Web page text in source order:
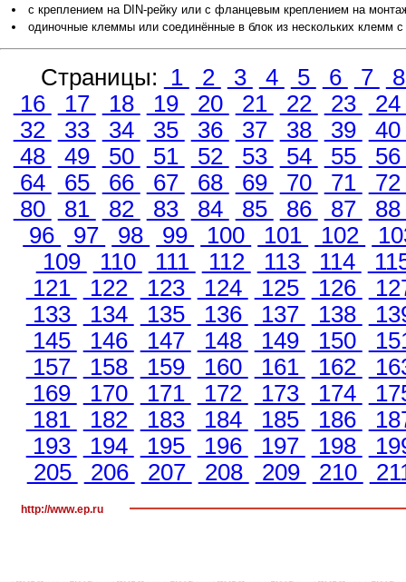
с креплением на DIN-рейку или с фланцевым креплением на
одиночные клеммы или соединённые в блок из нескольких клемм
Страницы: 1 2 3 4 5 6 7
16
17 18 19 20 21 22 23
24
32
33 34 35 36 37 38 39
40
48
49 50 51 52 53 54 55
56
64
65 66 67 68 69 70 71
72
80
81 82 83 84 85 86 87
88
96
97 98 99 100 101 102
109
110 111 112 113 114
121
122 123 124 125 126
133
134 135 136 137 138
145
146 147 148 149 150
157
158 159 160 161 162
169
170 171 172 173 174
181
182 183 184 185 186
193
194 195 196 197 198
205
206 207 208 209 210
http://www.ep.ru